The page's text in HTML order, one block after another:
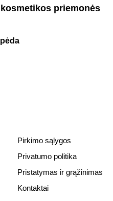
priemonės
Pirkimo sąlygos
Privatumo politika
Pristatymas ir grąžinimas
Kontaktai